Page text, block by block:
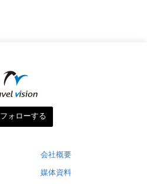
フォローする
会社概要
媒体資料